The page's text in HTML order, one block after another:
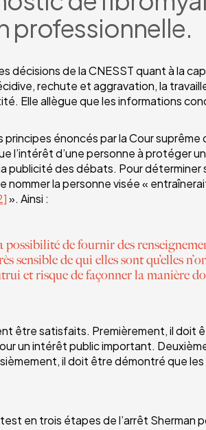
professionnelle.
décisions de la CNESST quant à la
rechute et aggravation, la
Elle allègue que les informations
énoncés par la Cour suprême
l’intérêt d’une personne à protéger
publicité des débats. Pour déterminer
la personne visée «
». Ainsi :
de fournir des
de qui elles sont qu’elles
et risque de façonner la manière
être satisfaits. Premièrement, il doit
un intérêt public important.
il doit être démontré que
en trois étapes de l’arrêt Sherman